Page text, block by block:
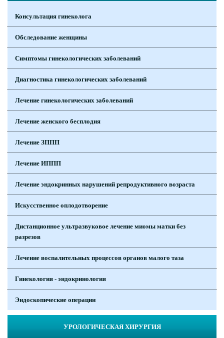
Консультация гинеколога
Обследование женщины
Симптомы гинекологических заболеваний
Диагностика гинекологических заболеваний
Лечение гинекологических заболеваний
Лечение женского бесплодия
Лечение ЗППП
Лечение ИППП
Лечение эндокринных нарушений репродуктивного возраста
Искусственное оплодотворение
Дистанционное ультразвуковое лечение миомы матки без
разрезов
Лечение воспалительных процессов органов малого таза
Гинекология - эндокринология
Эндоскопические операции
УРОЛОГИЧЕСКАЯ ХИРУРГИЯ